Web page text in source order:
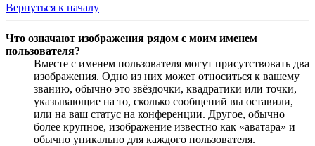
Вернуться к началу
Что означают изображения рядом с моим именем
пользователя?
Вместе с именем пользователя могут присутствовать два
изображения. Одно из них может относиться к вашему
званию, обычно это звёздочки, квадратики или точки,
указывающие на то, сколько сообщений вы оставили,
или на ваш статус на конференции. Другое, обычно
более крупное, изображение известно как «аватара» и
обычно уникально для каждого пользователя.